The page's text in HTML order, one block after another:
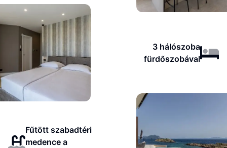
3 hálószoba
fürdőszobával
Fűtött szabadtéri
medence a